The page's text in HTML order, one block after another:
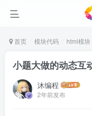
首页 模块代码 html模块
小题大做的动态互
沐编程
2年前发布